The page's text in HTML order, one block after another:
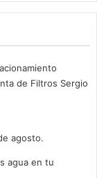
de Filtros Sergio
agosto.
agua en tu